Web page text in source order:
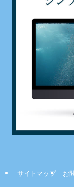
サイトマップ お